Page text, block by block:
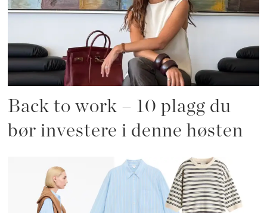
Back to work – 10 plagg du
bør investere i denne høsten